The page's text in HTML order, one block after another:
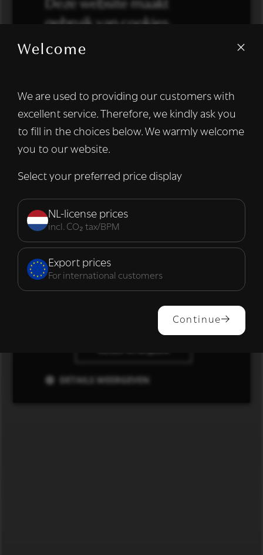
Welcome
We are used to providing our customers with
excellent service. Therefore, we kindly ask you
to fill in the choices below. We warmly welcome
you to our website.
Select your preferred price display
NL-license prices
incl. CO₂ tax/BPM
Export prices
For international customers
Continue
Deze website maakt
gebruik van cookies.
We gebruiken cookies om inhoud en
informatie over uw gebruik van onze site
met onze advertentie- en analysepartners,
die deze kunnen combineren met andere
informatie die u aan hen heeft verstrekt of
van hun diensten. Lees verder
Strikt
noodzakelijk
Prestatie Targeting
ALLES ACCEPTEREN
DETAILS WEERGEVEN